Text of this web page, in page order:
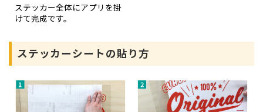
ステッカー全体にアプリを掛
けて完成です。
ステッカーシートの貼り方